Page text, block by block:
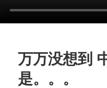
万万没想到
是。。。